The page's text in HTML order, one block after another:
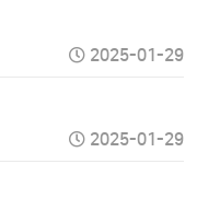
2025-01-29
2025-01-29